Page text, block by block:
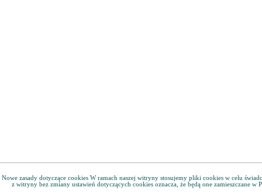
Nowe zasady dotyczące cookies W ramach naszej witryny stosujemy pliki cookies w celu
z witryny bez zmiany ustawień dotyczących cookies oznacza, że będą one zamieszczane